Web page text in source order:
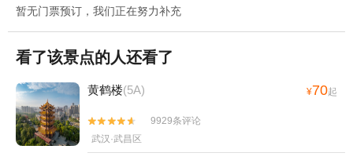
暂无门票预订，我们正在努力补充
看了该景点的人还看了
黄鹤楼(5A) ¥70起


9929条评论
武汉·武昌区